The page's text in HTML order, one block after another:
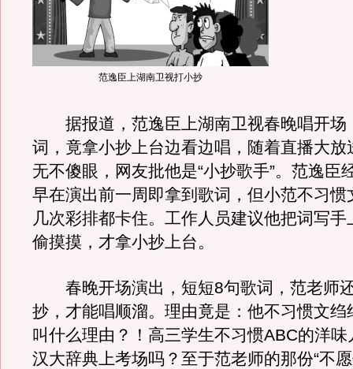
范逸臣上湖南卫视打小抄
据报道，范逸臣上湖南卫视春晚唱开场
词，竟拿小抄上台边看边唱，随着直播大放
无不傻眼，网友批他是“小抄歌手”。范逸臣
早在演出前一周即拿到歌词，但小范不习惯
几次彩排都卡住。工作人员建议他把词写手
偷摸摸，才拿小抄上台。
春晚开场演出，短短8句歌词，范老师
抄，才能唱顺溜。理由竟是：他不习惯文绉
叫什么理由？！高三学生不习惯ABC的洋
汉大辞典上考场吗？至于范老师的那份“不